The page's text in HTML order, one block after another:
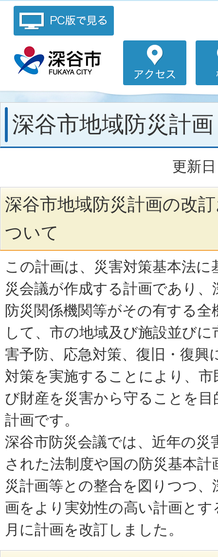
深谷市地域防災計画
更新
深谷市地域防災計画の改
ついて
この計画は、災害対策基本法に
災会議が作成する計画であり、
防災関係機関等がその有する全
して、市の地域及び施設並び
害予防、応急対策、復旧・復興
対策を実施することにより、市
び財産を災害から守ることを
計画です。
深谷市防災会議では、近年の災
された法制度や国の防災基本計
災計画等との整合を図りつつ、
画をより実効性の高い計画と
月に計画を改訂しました。